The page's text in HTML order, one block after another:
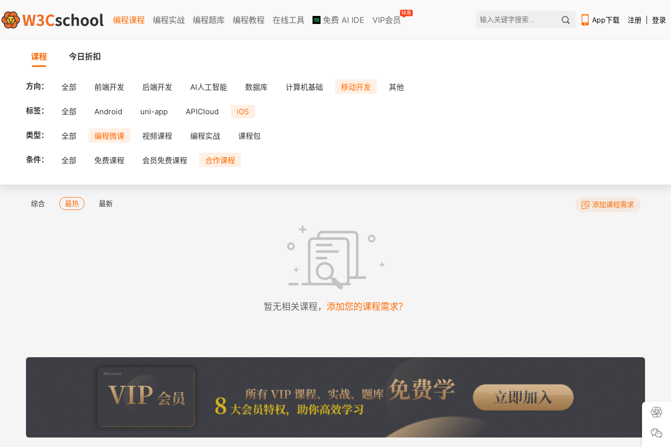
编程课程 编程实战 编程题库 编程教程 在线工具 免费 AI IDE VIP会员
特惠
App下载 注册 登录
课程 今日折扣
方向： 全部 前端开发 后端开发 AI人工智能 数据库 计算机基础 移动开发 其他
标签： 全部 Android uni-app APICloud iOS
类型： 全部 编程微课 视频课程 编程实战 课程包
条件： 全部 免费课程 会员免费课程 合作课程
综合 最热 最新 添加课程需求
暂无相关课程， 添加您的课程需求？